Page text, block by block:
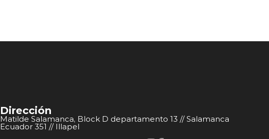
Dirección
Matilde Salamanca, Block D departamento 13 // Salamanca
Ecuador 351 // Illapel